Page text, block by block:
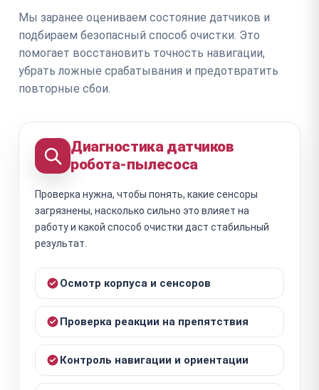
Мы заранее оцениваем состояние датчиков и
подбираем безопасный способ очистки. Это
помогает восстановить точность навигации,
убрать ложные срабатывания и предотвратить
повторные сбои.
Диагностика датчиков
робота-пылесоса
Проверка нужна, чтобы понять, какие сенсоры
загрязнены, насколько сильно это влияет на
работу и какой способ очистки даст стабильный
результат.
Осмотр корпуса и сенсоров
Проверка реакции на препятствия
Контроль навигации и ориентации